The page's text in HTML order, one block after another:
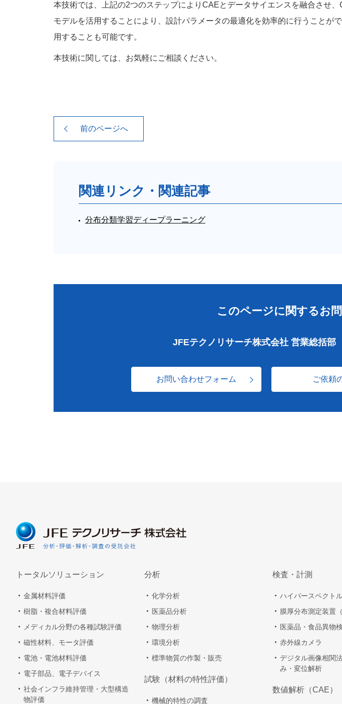
本技術では、上記の2つのステップによりCAEとデータサイエンスを融合させ
モデルを活用することにより、設計パラメータの最適化を効率的に行うこと
用することも可能です。
本技術に関しては、お気軽にご相談ください。
前のページへ
関連リンク・関連記事
分布分類学習ディープラーニング
このページに関するお
JFEテクノリサーチ株式会社 営業総括部
お問い合わせフォーム ご依頼
トータルソリューション
金属材料評価
樹脂・複合材料評価
メディカル分野の各種試験評価
磁性材料、モータ評価
電池・電池材料評価
電子部品、電子デバイス
社会インフラ維持管理・大型構造
物評価
分析
化学分析
医薬品分析
物理分析
環境分析
標準物質の作製・販売
試験（材料の特性評価）
機械的特性の調査
検査・計測
ハイパースペクト
膜厚分布測定装置
医薬品・食品異物
赤外線カメラ
デジタル画像相関
み・変位解析
数値解析（CAE）